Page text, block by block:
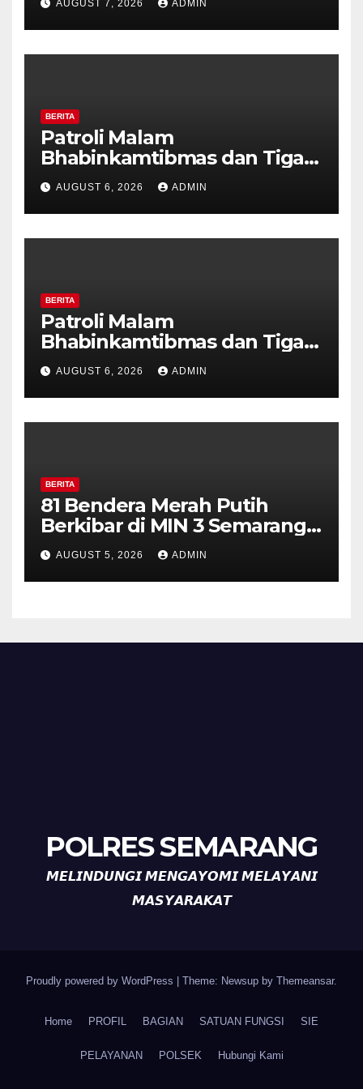
Tanda Kekerasan
AUGUST 7, 2026 ADMIN
BERITA
Patroli Malam
Bhabinkamtibmas dan Tiga
Pilar Kelurahan Ungaran
Perkuat Kamtibmas, Warga
Diajak Aktifkan Ronda
AUGUST 6, 2026 ADMIN
BERITA
Patroli Malam
Bhabinkamtibmas dan Tiga
Pilar Kelurahan Ungaran
Perkuat Kamtibmas, Warga
Diajak Aktifkan Ronda
AUGUST 6, 2026 ADMIN
BERITA
81 Bendera Merah Putih
Berkibar di MIN 3 Semarang,
Bhabinkamtibmas Desa
Timpik Hadiri Peringatan
HUT ke-81 Kemerdekaan RI
AUGUST 5, 2026 ADMIN
POLRES SEMARANG
𝙈𝙀𝙇𝙄𝙉𝘿𝙐𝙉𝙂𝙄 𝙈𝙀𝙉𝙂𝘼𝙔𝙊𝙈𝙄 𝙈𝙀𝙇𝘼𝙔𝘼𝙉𝙄
𝙈𝘼𝙎𝙔𝘼𝙍𝘼𝙆𝘼𝙏
Proudly powered by WordPress Theme: Newsup by Themeansar.
Home PROFIL BAGIAN SATUAN FUNGSI SIE
PELAYANAN POLSEK Hubungi Kami